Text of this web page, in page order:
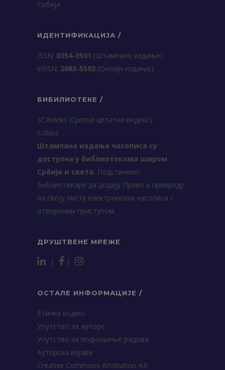
Србија
ИДЕНТИФИКАЦИЈА /
ISSN: 0354-3501 (Штампано издање)
еISSN: 2683-5592 (Онлајн издање)
БИБИЛИОТЕКЕ /
SCIndeks (Српски цитатни индекс)
Cobiss
Штампана издања часописа су
доступна у библиотекама широм
Србије и света. Подстичемо
библиотекаре да додају Право и привреду
на своју листу електронских часописа с
отвореним приступом.
ДРУШТВЕНЕ МРЕЖЕ
| |
ОСТАЛЕ ИНФОРМАЦИЈЕ /
Етички кодекс
Упутство за ауторе
Упутство за подношење радова
Ауторска изјава
Creative Commons Attribution 4.0